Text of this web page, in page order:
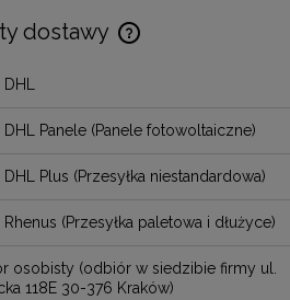
dostawy
Cena nie zawiera
DHL Panele (Panele fotowoltaiczne)
DHL Plus (Przesyłka niestandardowa)
Rhenus (Przesyłka paletowa i dłużyce)
osobisty (odbiór w siedzibie firmy ul.
118E 30-376 Kraków)